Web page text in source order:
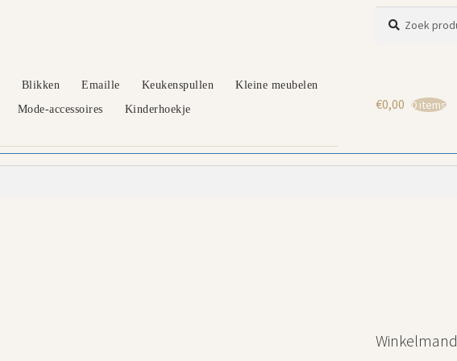
naar:
Blikken Emaille Keukenspullen
Kleine meubelen
Mode-accessoires
Kinderhoekje
€0,00 0 items
Winkelmand